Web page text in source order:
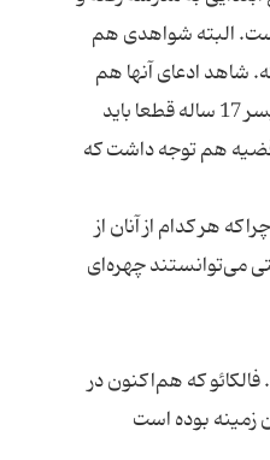
البته شواهدی هم
شاهد ادعای آنها هم
این است که رونالدو در 17 سالگی به دلیل پرتاب کردن صندلی به طرف معلمش از مدرسه اخراج شد. یک پسر 17 ‌ساله قطعا باید
قضیه هم توجه داشت که
هر کدام از آنان از
می‌توانستند چهره‌ای
فالکائو که هم‌اکنون در
زمینه بوده است